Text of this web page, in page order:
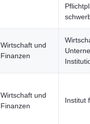
Wirtschaft und
Finanzen
Wirtschaft und
Finanzen
Institut